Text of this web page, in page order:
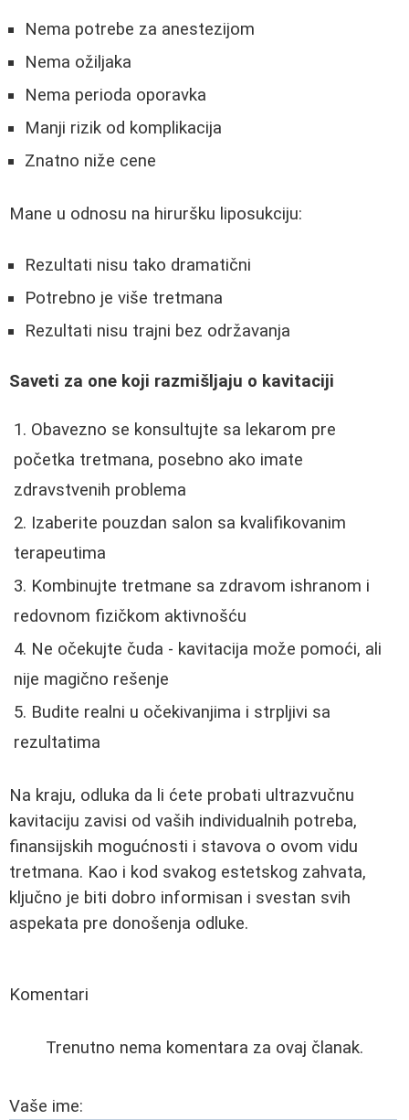
Nema potrebe za anestezijom
Nema ožiljaka
Nema perioda oporavka
Manji rizik od komplikacija
Znatno niže cene
Mane u odnosu na hiruršku liposukciju:
Rezultati nisu tako dramatični
Potrebno je više tretmana
Rezultati nisu trajni bez održavanja
Saveti za one koji razmišljaju o kavitaciji
Obavezno se konsultujte sa lekarom pre
početka tretmana, posebno ako imate
zdravstvenih problema
Izaberite pouzdan salon sa kvalifikovanim
terapeutima
Kombinujte tretmane sa zdravom ishranom i
redovnom fizičkom aktivnošću
Ne očekujte čuda - kavitacija može pomoći, ali
nije magično rešenje
Budite realni u očekivanjima i strpljivi sa
rezultatima
Na kraju, odluka da li ćete probati ultrazvučnu
kavitaciju zavisi od vaših individualnih potreba,
finansijskih mogućnosti i stavova o ovom vidu
tretmana. Kao i kod svakog estetskog zahvata,
ključno je biti dobro informisan i svestan svih
aspekata pre donošenja odluke.
Komentari
Trenutno nema komentara za ovaj članak.
Vaše ime: